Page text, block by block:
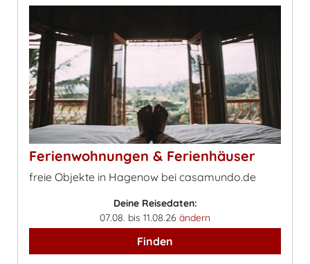
Ferienwohnungen & Ferienhäuser
freie Objekte in Hagenow bei casamundo.de
Deine Reisedaten:
07.08. bis 11.08.26 ändern
Finden